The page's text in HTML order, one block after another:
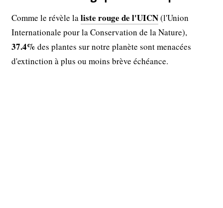
Comme le révèle laliste rouge de l'UICN(l'Union
Internationale pour la Conservation de la Nature),
37.4% des plantes sur notre planète sont menacées
d'extinction à plus ou moins brève échéance.